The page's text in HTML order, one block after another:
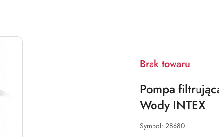
Brak towaru
Pompa
Wody INTEX
Symbol: 28680